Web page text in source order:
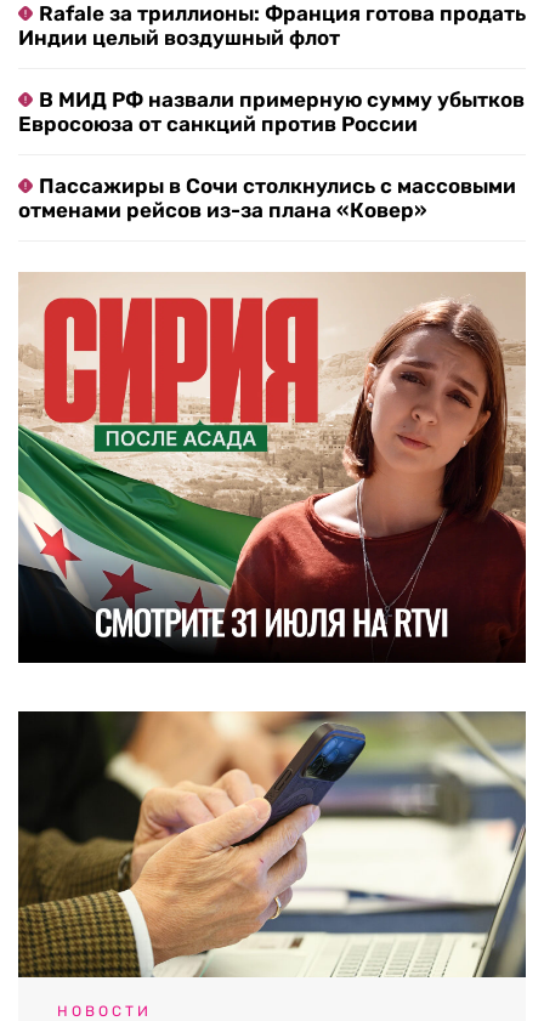
Rafale за триллионы: Франция готова продать
Индии целый воздушный флот
В МИД РФ назвали примерную сумму убытков
Евросоюза от санкций против России
Пассажиры в Сочи столкнулись с массовыми
отменами рейсов из-за плана «Ковер»
НОВОСТИ